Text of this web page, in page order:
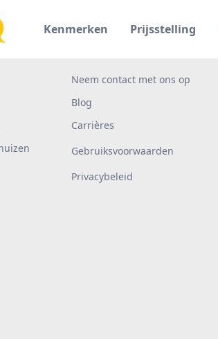
Kenmerken Prijsstelling
Neem contact met ons op
Blog
Carrières
Gebruiksvoorwaarden
Privacybeleid